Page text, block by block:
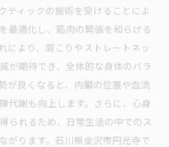
ティックの施術を受けることによ
最適化し、筋肉の緊張を和らげる
により、肩こりやストレートネッ
が期待でき、全体的な身体のバラ
が良くなると、内臓の位置や血流
代謝も向上します。さらに、心身
られるため、日常生活の中でのス
がります。石川県金沢市円光寺で